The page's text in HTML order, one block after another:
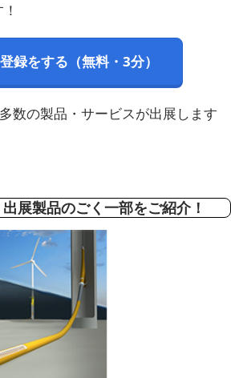
録をする（無料・3分）
数の製品・サービスが出展します
出展製品のごく一部をご紹介！